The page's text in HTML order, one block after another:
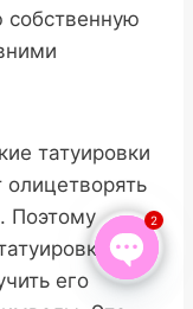
собственную
татуировки
олицетворять
Поэтому
его
Open
2